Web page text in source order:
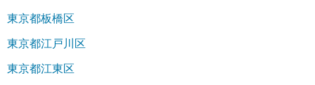
東京都板橋区
東京都江戸川区
東京都江東区